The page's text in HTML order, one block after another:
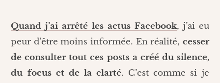
Quand j’ai arrêté les actus Facebook, j’ai eu
peur d’être moins informée. En réalité, cesser
de consulter tout ces posts a créé du silence,
du focus et de la clarté. C’est comme si je